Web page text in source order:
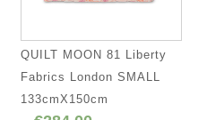
QUILT MOON 81 Liberty
Fabrics London SMALL
133cmX150cm